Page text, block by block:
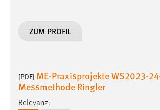
ZUM PROFIL
[PDF] ME-Praxisprojekte WS2023-
Messmethode Ringler
Relevanz: